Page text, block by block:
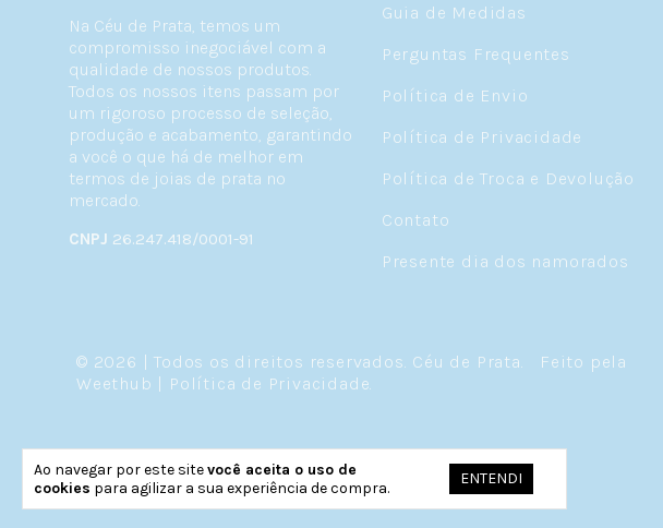
Ao navegar por este sitevocê aceita o uso de
cookies para agilizar a sua experiência de compra.
ENTENDI
Na Céu de Prata, temos um
compromisso inegociável com a
qualidade de nossos produtos.
Todos os nossos itens passam por
um rigoroso processo de seleção,
produção e acabamento, garantindo
a você o que há de melhor em
termos de joias de prata no
mercado.
CNPJ 26.247.418/0001-91
Guia de Medidas
Perguntas Frequentes
Política de Envio
Política de Privacidade
Política de Troca e Devolução
Contato
Presente dia dos namorados
© 2026 | Todos os direitos reservados. Céu de Prata.
Feito pela
Weethub
Política de Privacidade.